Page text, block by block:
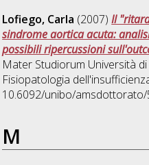
Lofiego, Carla (2007)Il
sindrome aortica acuta:
possibili ripercussioni
Mater Studiorum Università
Fisiopatologia
10.6092/unibo/amsdottorato/
M